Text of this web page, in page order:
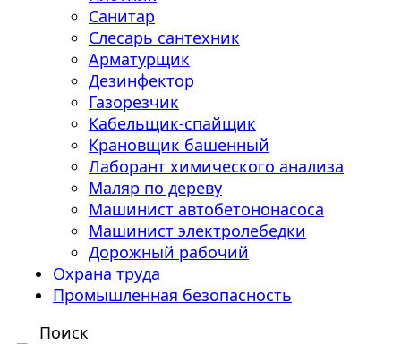
Санитар
Слесарь сантехник
Арматурщик
Дезинфектор
Газорезчик
Кабельщик-спайщик
Крановщик башенный
Лаборант химического анализа
Маляр по дереву
Машинист автобетононасоса
Машинист электролебедки
Дорожный рабочий
Охрана труда
Промышленная безопасность
Поиск